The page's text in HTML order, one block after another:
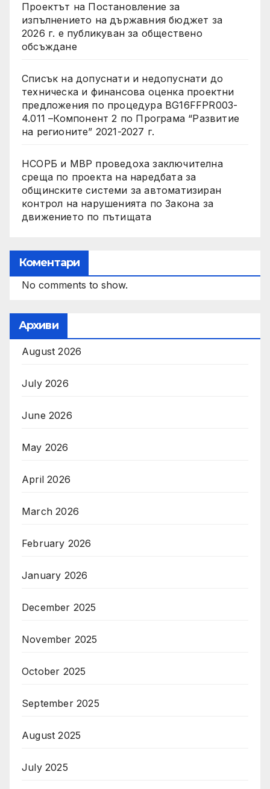
Проектът на Постановление за
изпълнението на държавния бюджет за
2026 г. е публикуван за обществено
обсъждане
Списък на допуснати и недопуснати до
техническа и финансова оценка проектни
предложения по процедура BG16FFPR003-
4.011 –Компонент 2 по Програма “Развитие
на регионите” 2021-2027 г.
НСОРБ и МВР проведоха заключителна
среща по проекта на наредбата за
общинските системи за автоматизиран
контрол на нарушенията по Закона за
движението по пътищата
Коментари
No comments to show.
Архиви
August 2026
July 2026
June 2026
May 2026
April 2026
March 2026
February 2026
January 2026
December 2025
November 2025
October 2025
September 2025
August 2025
July 2025